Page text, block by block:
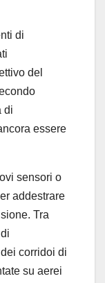
di
del
di
essere
sensori o
addestrare
Tra
corridoi di
su aerei